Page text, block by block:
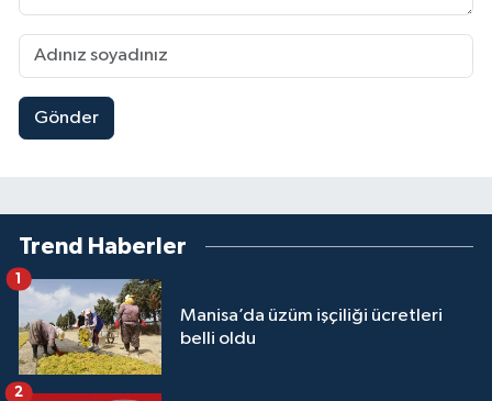
Gönder
Trend Haberler
Manisa’da üzüm işçiliği ücretleri
belli oldu
1
2